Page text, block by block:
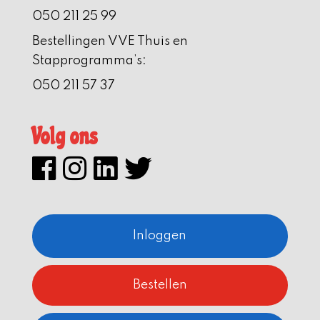
050 211 25 99
Bestellingen VVE Thuis en
Stapprogramma’s:
050 211 57 37
Volg ons
Inloggen
Bestellen